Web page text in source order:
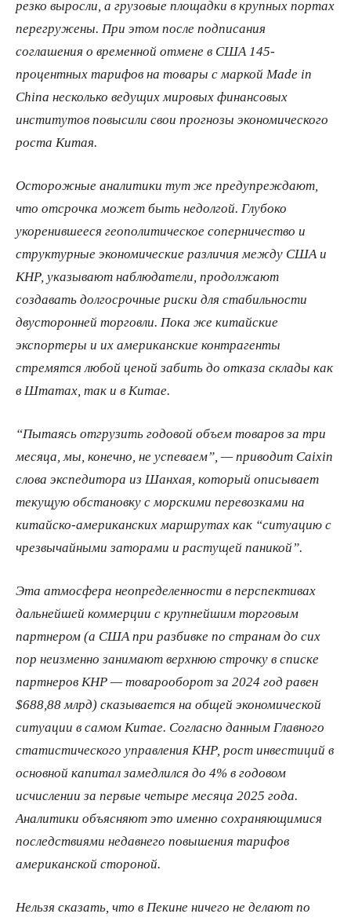
резко выросли, а грузовые площадки в крупных портах
перегружены. При этом после подписания
соглашения о временной отмене в США 145-
процентных тарифов на товары с маркой Made in
China несколько ведущих мировых финансовых
институтов повысили свои прогнозы экономического
роста Китая.
Осторожные аналитики тут же предупреждают,
что отсрочка может быть недолгой. Глубоко
укоренившееся геополитическое соперничество и
структурные экономические различия между США и
КНР, указывают наблюдатели, продолжают
создавать долгосрочные риски для стабильности
двусторонней торговли. Пока же китайские
экспортеры и их американские контрагенты
стремятся любой ценой забить до отказа склады как
в Штатах, так и в Китае.
“Пытаясь отгрузить годовой объем товаров за три
месяца, мы, конечно, не успеваем”, — приводит Caixin
слова экспедитора из Шанхая, который описывает
текущую обстановку с морскими перевозками на
китайско-американских маршрутах как “ситуацию с
чрезвычайными заторами и растущей паникой”.
Эта атмосфера неопределенности в перспективах
дальнейшей коммерции с крупнейшим торговым
партнером (а США при разбивке по странам до сих
пор неизменно занимают верхнюю строчку в списке
партнеров КНР — товарооборот за 2024 год равен
$688,88 млрд) сказывается на общей экономической
ситуации в самом Китае. Согласно данным Главного
статистического управления КНР, рост инвестиций в
основной капитал замедлился до 4% в годовом
исчислении за первые четыре месяца 2025 года.
Аналитики объясняют это именно сохраняющимися
последствиями недавнего повышения тарифов
американской стороной.
Нельзя сказать, что в Пекине ничего не делают по